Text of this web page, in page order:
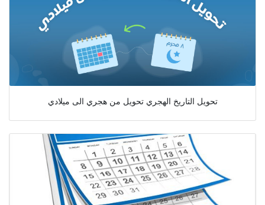
تحويل التاريخ الهجري تحويل من هجري الى ميلادي